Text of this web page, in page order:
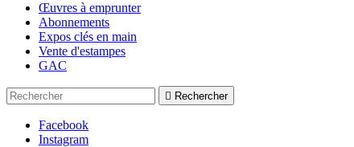
Œuvres à emprunter
Abonnements
Expos clés en main
Vente d'estampes
GAC
 Rechercher
Facebook
Instagram